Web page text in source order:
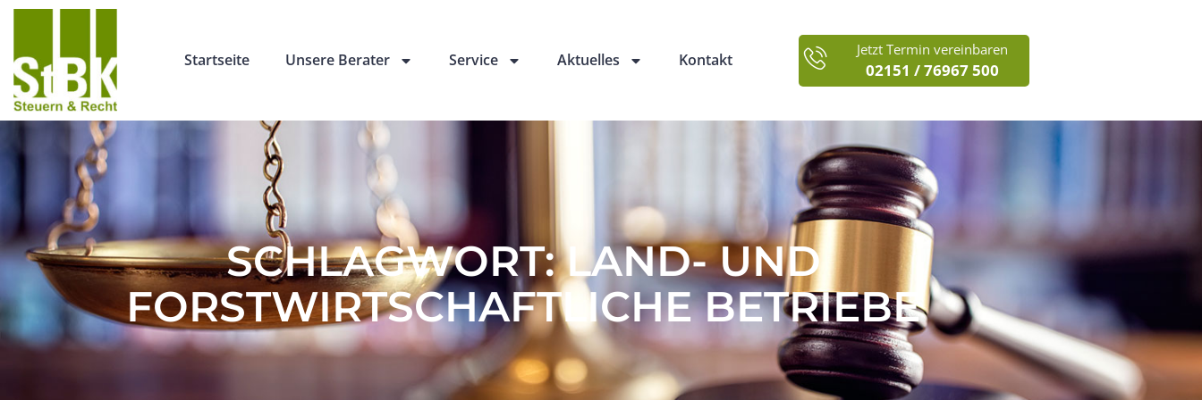
Startseite Unsere Berater Service Aktuelles Kontakt
Jetzt Termin vereinbaren
02151 / 76967 500
SCHLAGWORT: LAND- UND
FORSTWIRTSCHAFTLICHE BETRIEBE